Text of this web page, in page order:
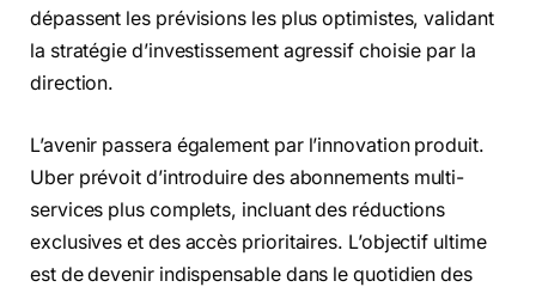
dépassent les prévisions les plus optimistes, validant
la stratégie d’investissement agressif choisie par la
direction.
L’avenir passera également par l’innovation produit.
Uber prévoit d’introduire des abonnements multi-
services plus complets, incluant des réductions
exclusives et des accès prioritaires. L’objectif ultime
est de devenir indispensable dans le quotidien des